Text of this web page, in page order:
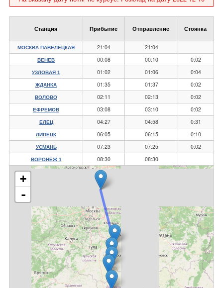
Станция Прибытие Отправление Стоянка
МОСКВА ПАВЕЛЕЦКАЯ 21:04 21:04
ВЕНЕВ 00:08 00:10 0:02
УЗЛОВАЯ 1 01:02 01:06 0:04
ЖДАНКА 01:35 01:37 0:02
ВОЛОВО 02:11 02:13 0:02
ЕФРЕМОВ 03:08 03:10 0:02
ЕЛЕЦ 04:27 04:58 0:31
ЛИПЕЦК 06:05 06:15 0:10
УСМАНЬ 07:23 07:25 0:02
ВОРОНЕЖ 1 08:30 08:30
+
-